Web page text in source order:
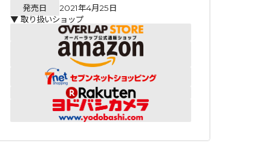
発売日
2021年4月25日
▼ 取り扱いショップ